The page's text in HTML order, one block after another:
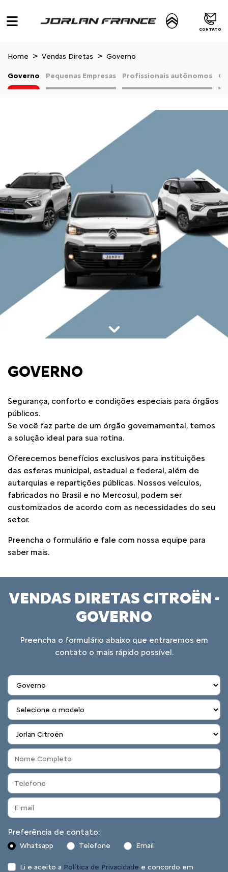
CONTATO
Home Vendas Diretas Governo
Pequenas Empresas Profissionais autônomos
Governo
GOVERNO
Segurança, conforto e condições especiais para órgãos
públicos.
Se você faz parte de um órgão governamental, temos
a solução ideal para sua rotina.
Oferecemos benefícios exclusivos para instituições
das esferas municipal, estadual e federal, além de
autarquias e repartições públicas. Nossos veículos,
fabricados no Brasil e no Mercosul, podem ser
customizados de acordo com as necessidades do seu
setor.
Preencha o formulário e fale com nossa equipe para
saber mais.
VENDAS DIRETAS CITROËN -
GOVERNO
Preencha o formulário abaixo que entraremos em
contato o mais rápido possível.
Preferência de contato:
Whatsapp Telefone Email
Li e aceito a Política de Privacidade e concordo em